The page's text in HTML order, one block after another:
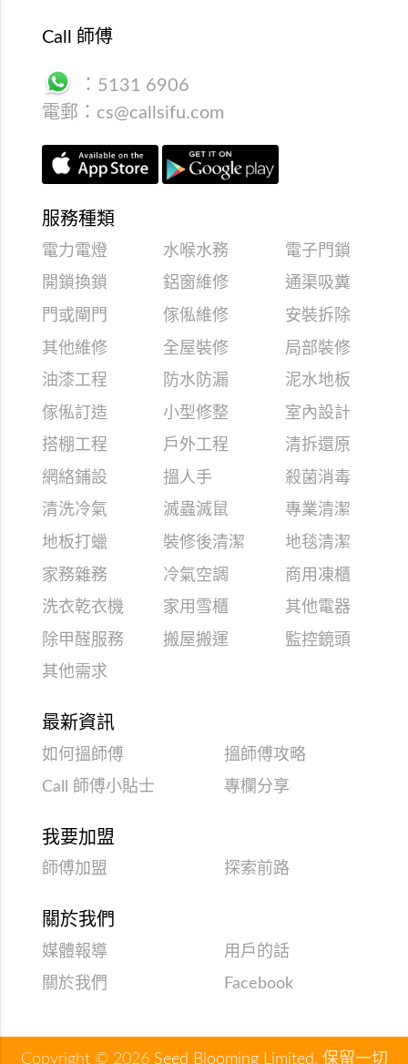
Call 師傅
： 5131 6906
電郵： cs@callsifu.com
服務種類
電力電燈 水喉水務
電子門鎖
開鎖換鎖
鋁窗維修
通渠吸糞
門或閘門
傢俬維修
安裝拆除
其他維修
全屋裝修
局部裝修
油漆工程
防水防漏
泥水地板
傢俬訂造
小型修整
室內設計
搭棚工程
戶外工程
清拆還原
網絡鋪設
搵人手
殺菌消毒
清洗冷氣
滅蟲滅鼠
專業清潔
地板打蠟
裝修後清潔
地毯清潔
家務雜務
冷氣空調
商用凍櫃
洗衣乾衣機
家用雪櫃
其他電器
除甲醛服務
搬屋搬運
監控鏡頭
其他需求
最新資訊
如何搵師傅
搵師傅攻略
Call 師傅小貼士
專欄分享
我要加盟
師傅加盟 探索前路
關於我們
媒體報導
用戶的話
關於我們
Facebook
Copyright © 2026 Seed Blooming Limited. 保留一切